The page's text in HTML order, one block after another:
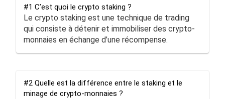
#1 C’est quoi le crypto staking ?
Le crypto staking est une technique de trading
qui consiste à détenir et immobiliser des crypto-
monnaies en échange d’une récompense.
#2 Quelle est la différence entre le staking et le
minage de crypto-monnaies ?